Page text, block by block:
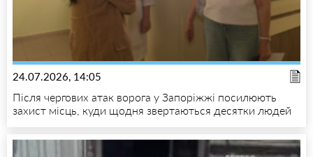
24.07.2026, 14:05
Після чергових атак ворога у Запоріжжі посилюють
захист місць, куди щодня звертаються десятки людей